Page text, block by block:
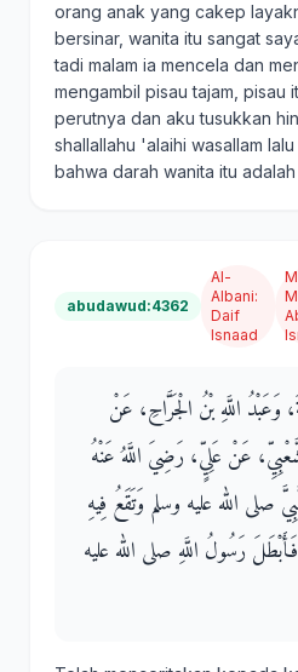
orang anak yang cakep
bersinar, wanita itu sangat
tadi malam ia mencela dan
mengambil pisau tajam, pisau
perutnya dan aku tusukkan
shallallahu 'alaihi wasallam
bahwa darah wanita itu
abudawud:4362
Al-
Albani:
Daif
Isnaad
وَعَبْدُ اللَّهِ بْنُ الْجَرَّاحِ، عَنْ
عَنْ عَلِيٍّ، رَضِيَ اللَّهُ عَنْهُ
صلى الله عليه وسلم وَتَقَعُ فِيهِ
رَسُولُ اللَّهِ صلى الله عليه